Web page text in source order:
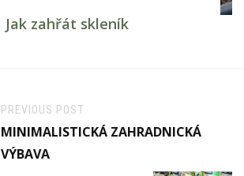
Jak zahřát skleník
PREVIOUS POST
MINIMALISTICKÁ ZAHRADNICKÁ
VÝBAVA